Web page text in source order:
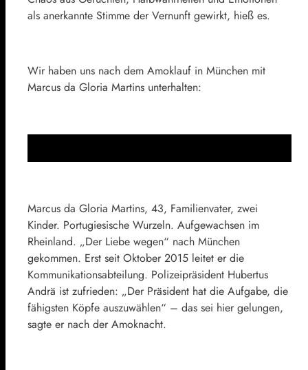
als anerkannte Stimme der Vernunft gewirkt, hieß es.
Wir haben uns nach dem Amoklauf in München mit
Marcus da Gloria Martins unterhalten:
Marcus da Gloria Martins, 43, Familienvater, zwei
Kinder. Portugiesische Wurzeln. Aufgewachsen im
Rheinland. „Der Liebe wegen“ nach München
gekommen. Erst seit Oktober 2015 leitet er die
Kommunikationsabteilung. Polizeipräsident Hubertus
Andrä ist zufrieden: „Der Präsident hat die Aufgabe, die
fähigsten Köpfe auszuwählen“ – das sei hier gelungen,
sagte er nach der Amoknacht.